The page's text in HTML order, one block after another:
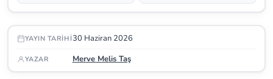
YAYIN TARIHI30 Haziran 2026
YAZAR Merve Melis Taş